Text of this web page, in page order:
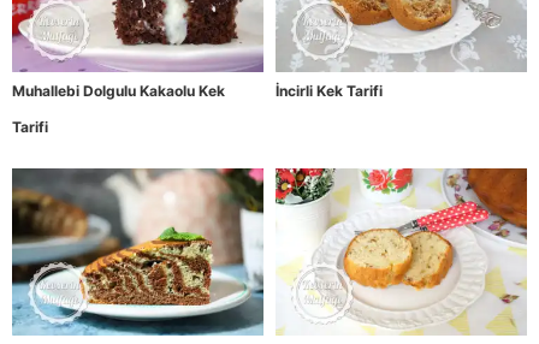
Muhallebi Dolgulu Kakaolu Kek
Tarifi
İncirli Kek Tarifi